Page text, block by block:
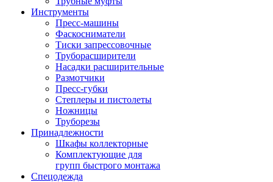
Инструменты
Пресс-машины
Фаскосниматели
Тиски запрессовочные
Труборасширители
Насадки расширительные
Размотчики
Пресс-губки
Степлеры и пистолеты
Ножницы
Труборезы
Принадлежности
Шкафы коллекторные
Комплектующие для
групп быстрого монтажа
Спецодежда